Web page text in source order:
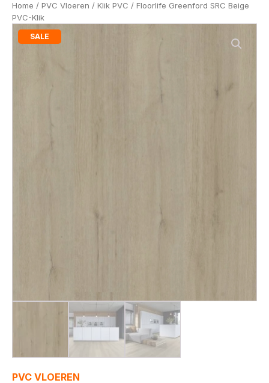
Home / PVC Vloeren / Klik PVC / Floorlife Greenford SRC Beige
PVC-Klik
SALE
PVC VLOEREN